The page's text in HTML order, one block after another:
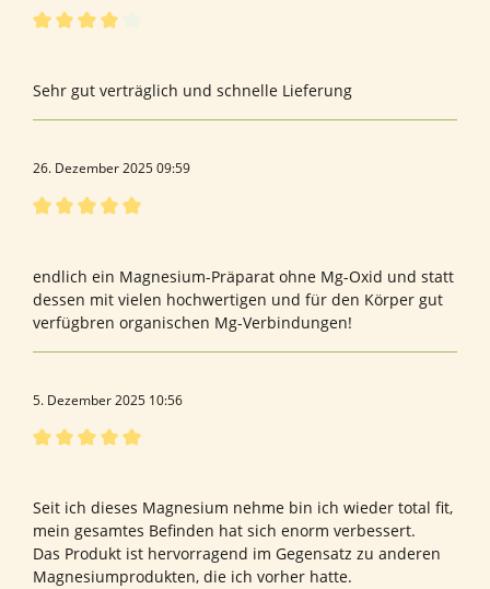
Sehr gut verträglich und schnelle Lieferung
26. Dezember 2025 09:59
endlich ein Magnesium-Präparat ohne Mg-Oxid und statt
dessen mit vielen hochwertigen und für den Körper gut
verfügbren organischen Mg-Verbindungen!
5. Dezember 2025 10:56
Seit ich dieses Magnesium nehme bin ich wieder total fit,
mein gesamtes Befinden hat sich enorm verbessert.
Das Produkt ist hervorragend im Gegensatz zu anderen
Magnesiumprodukten, die ich vorher hatte.